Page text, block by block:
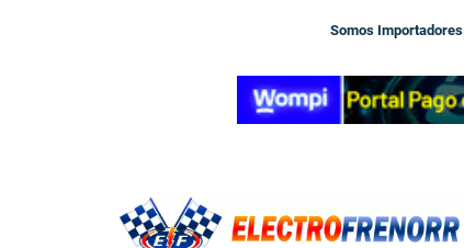
Somos Importadores